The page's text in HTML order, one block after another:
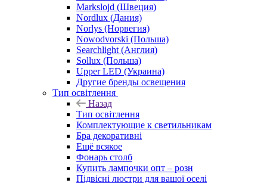
Markslojd (Швеция)
Nordlux (Дания)
Norlys (Норвегия)
Nowodvorski (Польша)
Searchlight (Англия)
Sollux (Польша)
Upper LED (Украина)
Другие бренды освещения
Тип освітлення
Назад
Тип освітлення
Комплектующие к светильникам
Бра декоративні
Ещё всякое
Фонарь столб
Купить лампочки опт – розн
Підвісні люстри для вашої оселі